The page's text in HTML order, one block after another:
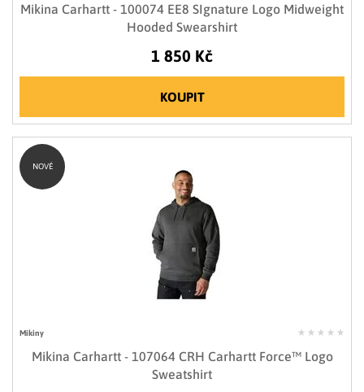
Mikina Carhartt - 100074 EE8 SIgnature Logo Midweight
Hooded Swearshirt
1 850 Kč
KOUPIT
Mikiny
Mikina Carhartt - 107064 CRH Carhartt Force™ Logo
Sweatshirt
NOVÉ